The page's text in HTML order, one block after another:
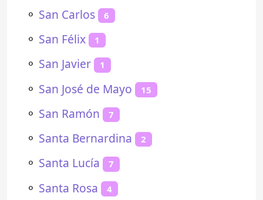
⚬ San Carlos 6
⚬ San Félix 1
⚬ San Javier 1
⚬ San José de Mayo 15
⚬ San Ramón 7
⚬ Santa Bernardina 2
⚬ Santa Lucía 7
⚬ Santa Rosa 4